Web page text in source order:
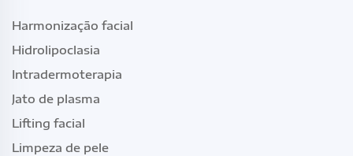
Harmonização facial
Hidrolipoclasia
Intradermoterapia
Jato de plasma
Lifting facial
Limpeza de pele